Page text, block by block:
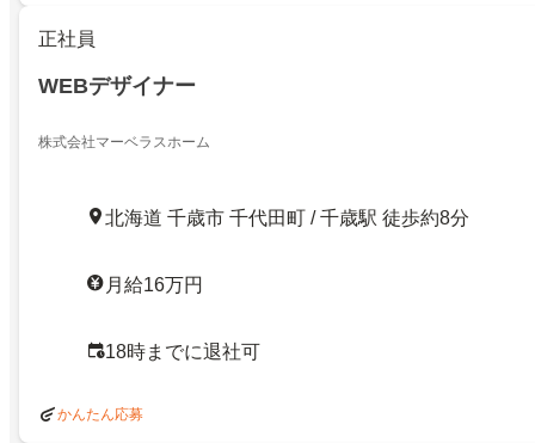
正社員
WEBデザイナー
株式会社マーベラスホーム
北海道 千歳市 千代田町 / 千歳駅 徒歩約8分
月給16万円
18時までに退社可
かんたん応募